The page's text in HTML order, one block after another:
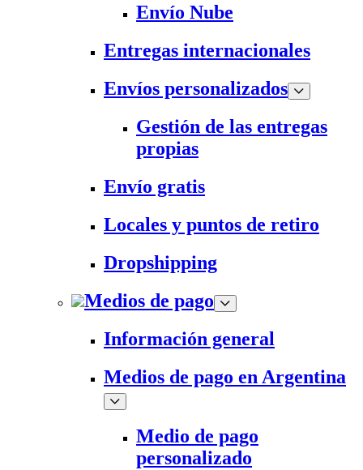
Envío Nube
Entregas internacionales
Envíos personalizados
Gestión de las entregas
propias
Envío gratis
Locales y puntos de retiro
Dropshipping
Medios de pago
Información general
Medios de pago en Argentina
Medio de pago
personalizado